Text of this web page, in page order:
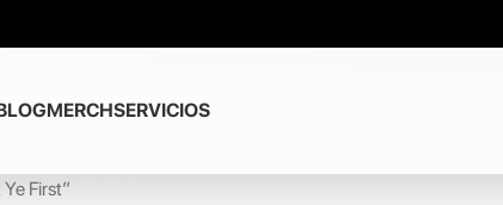
MERCHSERVICIOS
First”